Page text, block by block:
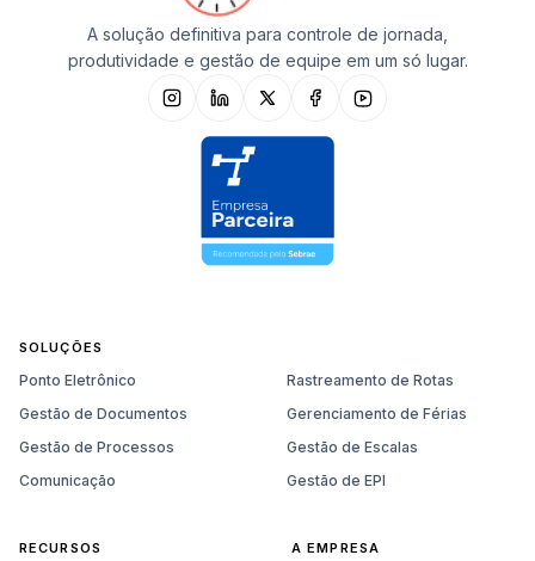
A solução definitiva para controle de jornada,
produtividade e gestão de equipe em um só lugar.
SOLUÇÕES
Ponto Eletrônico
Rastreamento de Rotas
Gestão de Documentos
Gerenciamento de Férias
Gestão de Processos
Gestão de Escalas
Comunicação
Gestão de EPI
RECURSOS A EMPRESA